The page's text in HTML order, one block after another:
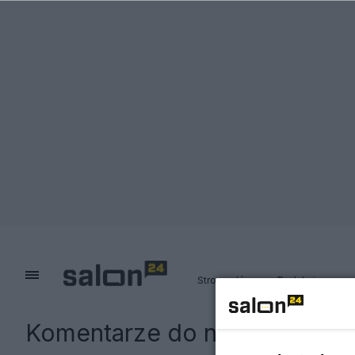
Strona główna Redakcja
Komentarze do notki: